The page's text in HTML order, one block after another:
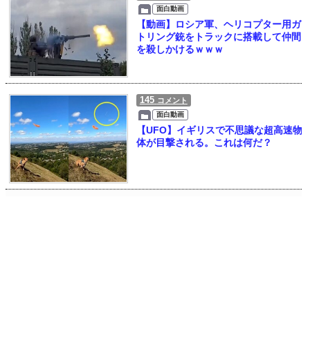
面白動画
【動画】ロシア軍、ヘリコプター用ガ
トリング銃をトラックに搭載して仲間
を殺しかけるｗｗｗ
145 コメント
面白動画
【UFO】イギリスで不思議な超高速物
体が目撃される。これは何だ？